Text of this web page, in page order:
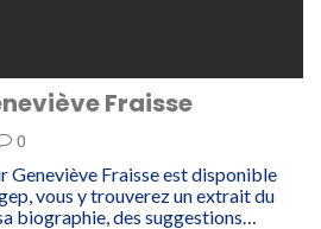
Fraisse
0
Geneviève Fraisse est disponible
vous y trouverez un extrait du
biographie, des suggestions…